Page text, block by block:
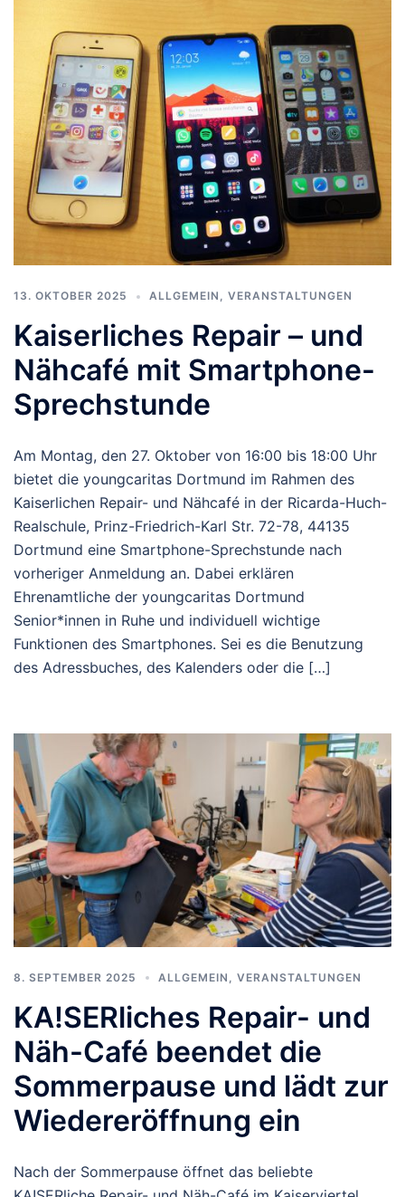
13. OKTOBER 2025 ALLGEMEIN , VERANSTALTUNGEN
Kaiserliches Repair – und
Nähcafé mit Smartphone-
Sprechstunde
Am Montag, den 27. Oktober von 16:00 bis 18:00 Uhr
bietet die youngcaritas Dortmund im Rahmen des
Kaiserlichen Repair- und Nähcafé in der Ricarda-Huch-
Realschule, Prinz-Friedrich-Karl Str. 72-78, 44135
Dortmund eine Smartphone-Sprechstunde nach
vorheriger Anmeldung an. Dabei erklären
Ehrenamtliche der youngcaritas Dortmund
Senior*innen in Ruhe und individuell wichtige
Funktionen des Smartphones. Sei es die Benutzung
des Adressbuches, des Kalenders oder die […]
8. SEPTEMBER 2025 ALLGEMEIN VERANSTALTUNGEN
KA!SERliches Repair- und
Näh-Café beendet die
Sommerpause und lädt zur
Wiedereröffnung ein
Nach der Sommerpause öffnet das beliebte